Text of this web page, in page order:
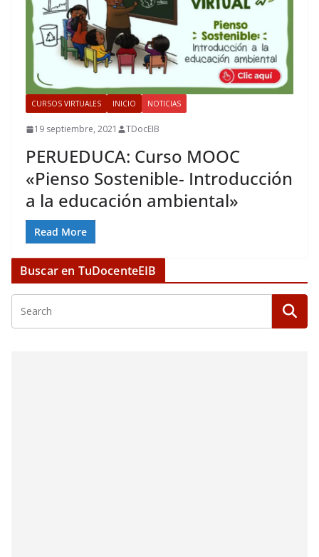
CURSOS VIRTUALES INICIO NOTICIAS
19 septiembre, 2021 TDocEIB
PERUEDUCA: Curso MOOC
«Pienso Sostenible- Introducción
a la educación ambiental»
Read More
Buscar en TuDocenteEIB